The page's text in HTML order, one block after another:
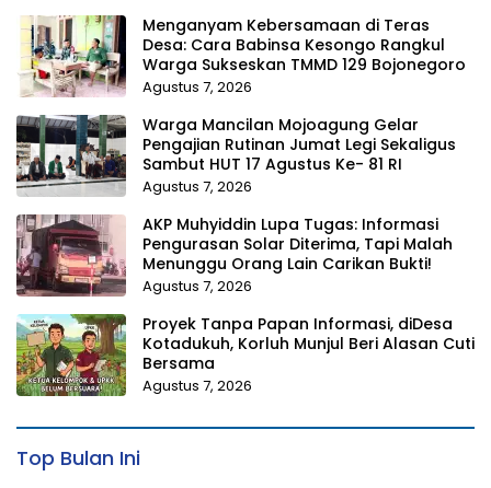
Menganyam Kebersamaan di Teras
Desa: Cara Babinsa Kesongo Rangkul
Warga Sukseskan TMMD 129 Bojonegoro
Agustus 7, 2026
Warga Mancilan Mojoagung Gelar
Pengajian Rutinan Jumat Legi Sekaligus
Sambut HUT 17 Agustus Ke- 81 RI
Agustus 7, 2026
AKP Muhyiddin Lupa Tugas: Informasi
Pengurasan Solar Diterima, Tapi Malah
Menunggu Orang Lain Carikan Bukti!
Agustus 7, 2026
Proyek Tanpa Papan Informasi, diDesa
Kotadukuh, Korluh Munjul Beri Alasan Cuti
Bersama
Agustus 7, 2026
Top Bulan Ini